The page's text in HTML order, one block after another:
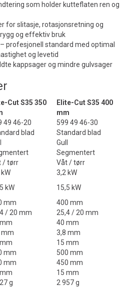
som holder kutteflaten ren og
for slitasje, rotasjonsretning og
og effektiv bruk
profesjonell standard med optimal
og levetid
kappsager og mindre gulvsager
Cut S35 350
Elite-Cut S35 400
mm
49 46-20
599 49 46-30
blad
Standard blad
Gull
Segmentert
/ tørr
Våt / tørr
3,2 kW
kW
15,5 kW
mm
400 mm
/ 20 mm
25,4 / 20 mm
40 mm
mm
3,8 mm
15 mm
mm
500 mm
mm
450 mm
15 mm
g 2 957 g